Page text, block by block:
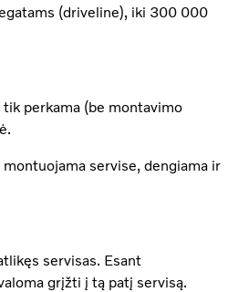
(driveline), iki 300 000
perkama (be montavimo
servise, dengiama ir
servisas. Esant
grįžti į tą patį servisą.